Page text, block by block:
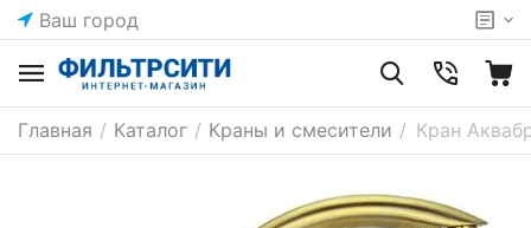
Ваш город
Главная / Каталог / Краны и смесители / Кран